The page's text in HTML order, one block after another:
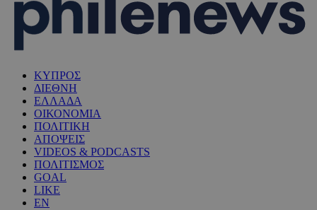
ΚΥΠΡΟΣ
ΔΙΕΘΝΗ
ΕΛΛΑΔΑ
ΟΙΚΟΝΟΜΙΑ
ΠΟΛΙΤΙΚΗ
ΑΠΟΨΕΙΣ
VIDEOS & PODCASTS
ΠΟΛΙΤΙΣΜΟΣ
GOAL
LIKE
EN